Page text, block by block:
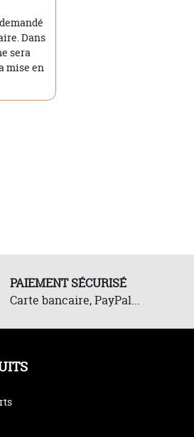
Dans
sera
mise en
PAIEMENT SÉCURISÉ
Carte bancaire, PayPal...